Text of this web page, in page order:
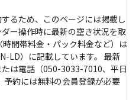
るため、このページには掲載し
ー操作時に最新の空き状況を取
間帯料金・パック料金など）は
LD）に記載しています。 最新
は電話（050-3033-7010、平日
約には無料の会員登録が必要